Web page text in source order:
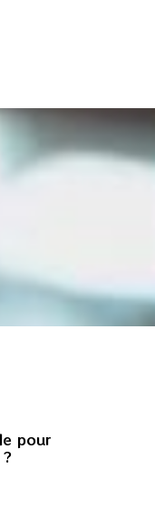
pour